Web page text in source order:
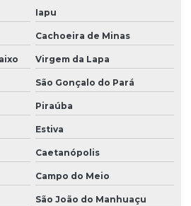
Iapu
Cachoeira de Minas
Virgem da Lapa
São Gonçalo do Pará
Piraúba
Estiva
Caetanópolis
Campo do Meio
São João do Manhuaçu